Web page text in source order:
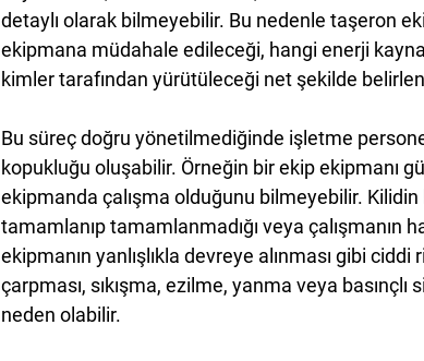
detaylı olarak bilmeyebilir. Bu nedenle taşeron
ekipmana müdahale edileceği, hangi enerji
kimler tarafından yürütüleceği net şekilde
Bu süreç doğru yönetilmediğinde işletme
kopukluğu oluşabilir. Örneğin bir ekip ekipmanı
ekipmanda çalışma olduğunu bilmeyebilir.
tamamlanıp tamamlanmadığı veya çalışmanın
ekipmanın yanlışlıkla devreye alınması gibi
çarpması, sıkışma, ezilme, yanma veya
neden olabilir.